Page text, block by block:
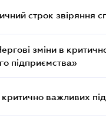
строк звіряння
зміни в
підприємства»
важливих